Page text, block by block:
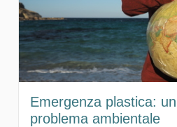
Emergenza plastica:
problema ambientale